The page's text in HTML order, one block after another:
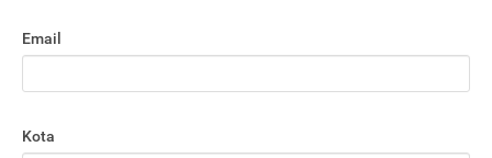
Email
Kota